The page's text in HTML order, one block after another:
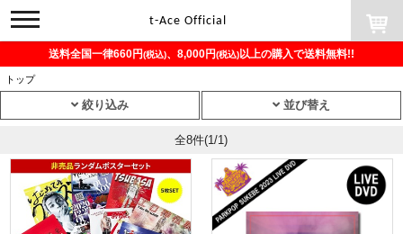
toggle
navigation
t-Ace Official
送料全国一律660円(税込)、8,000円(税込)以上の購入で送料無料!!
トップ
絞り込み 並び替え
全8件(1/1)